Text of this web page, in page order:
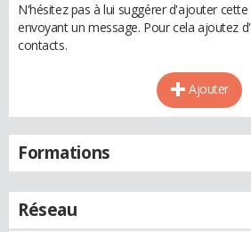
N'hésitez pas à lui suggérer d'ajouter cette
envoyant un message. Pour cela ajoutez
contacts.
Ajouter
Formations
Réseau